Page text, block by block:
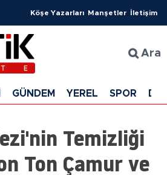
Köşe Yazarları Manşetler İletişim
Ara
GÜNDEM YEREL SPOR
Temizliği
Ton Çamur ve